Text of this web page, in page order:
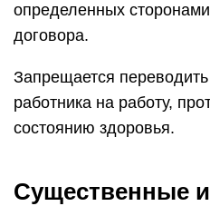
определенных
договора.
Запрещается
работника на работу,
состоянию здоровья.
Существенные